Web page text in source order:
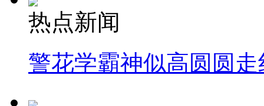
热点新闻
警花学霸神似高圆圆走